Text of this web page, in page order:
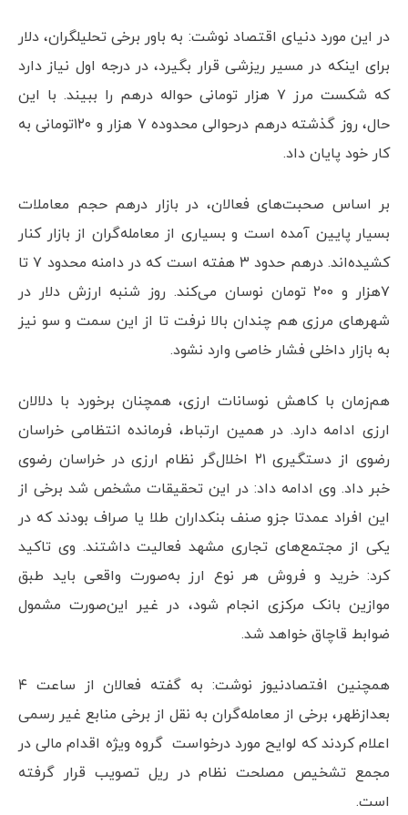
در این مورد دنیای اقتصاد نوشت: به باور برخی تحلیلگران، دلار
برای اینکه در مسیر ریزشی قرار بگیرد، در درجه اول نیاز دارد
که شکست مرز ۷ هزار تومانی حواله درهم را ببیند. با این
حال، روز گذشته درهم درحوالی محدوده ۷ هزار و ۱۲۰تومانی به
کار خود پایان داد.
بر اساس صحبت‌های فعالان، در بازار درهم حجم معاملات
بسیار پایین آمده است و بسیاری از معامله‌گران از بازار کنار
کشیده‌اند. درهم حدود ۳ هفته است که در دامنه محدود ۷ تا
۷هزار و ۲۰۰ تومان نوسان می‌کند. روز شنبه ارزش دلار در
شهرهای مرزی هم چندان بالا نرفت تا از این سمت و سو نیز
به بازار داخلی فشار خاصی وارد نشود.
هم‌زمان با کاهش نوسانات ارزی، همچنان برخورد با دلالان
ارزی ادامه دارد. در همین ارتباط، فرمانده انتظامی خراسان
رضوی از دستگیری ۲۱ اخلال‌گر نظام ارزی در خراسان رضوی
خبر داد. وی ادامه داد: در این تحقیقات مشخص شد برخی از
این افراد عمدتا جزو صنف بنکداران طلا یا صراف بودند که در
یکی از مجتمع‌های تجاری مشهد فعالیت داشتند. وی تاکید
کرد: خرید و فروش هر نوع ارز به‌صورت واقعی باید طبق
موازین بانک مرکزی انجام شود، در غیر این‌صورت مشمول
ضوابط قاچاق خواهد شد.
همچنین افتصادنیوز نوشت: به گفته فعالان از ساعت ۴
بعدازظهر، برخی از معامله‌گران به نقل از برخی منابع غیر رسمی
اعلام کردند که لوایح مورد درخواست گروه ویژه اقدام مالی در
مجمع تشخیص مصلحت نظام در ریل تصویب قرار گرفته
است.